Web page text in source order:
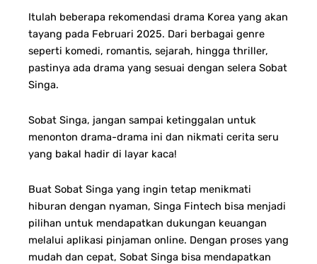
Itulah beberapa rekomendasi drama Korea yang akan
tayang pada Februari 2025. Dari berbagai genre
seperti komedi, romantis, sejarah, hingga thriller,
pastinya ada drama yang sesuai dengan selera Sobat
Singa.
Sobat Singa, jangan sampai ketinggalan untuk
menonton drama-drama ini dan nikmati cerita seru
yang bakal hadir di layar kaca!
Buat Sobat Singa yang ingin tetap menikmati
hiburan dengan nyaman, Singa Fintech bisa menjadi
pilihan untuk mendapatkan dukungan keuangan
melalui aplikasi pinjaman online. Dengan proses yang
mudah dan cepat, Sobat Singa bisa mendapatkan